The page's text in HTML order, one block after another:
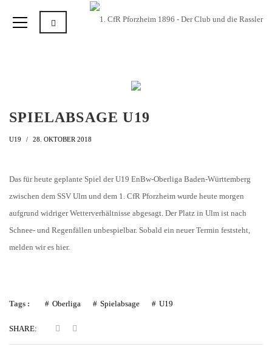
SPIELABSAGE U19
U19 28. OKTOBER 2018
Das für heute geplante Spiel der U19 EnBw-Oberliga Baden-Württemberg
zwischen dem SSV Ulm und dem 1. CfR Pforzheim wurde heute morgen
aufgrund widriger Wetterverhältnisse abgesagt. Der Platz in Ulm ist nach
Schnee- und Regenfällen unbespielbar. Sobald ein neuer Termin feststeht,
melden wir es hier.
Tags : Oberliga Spielabsage U19
SHARE: